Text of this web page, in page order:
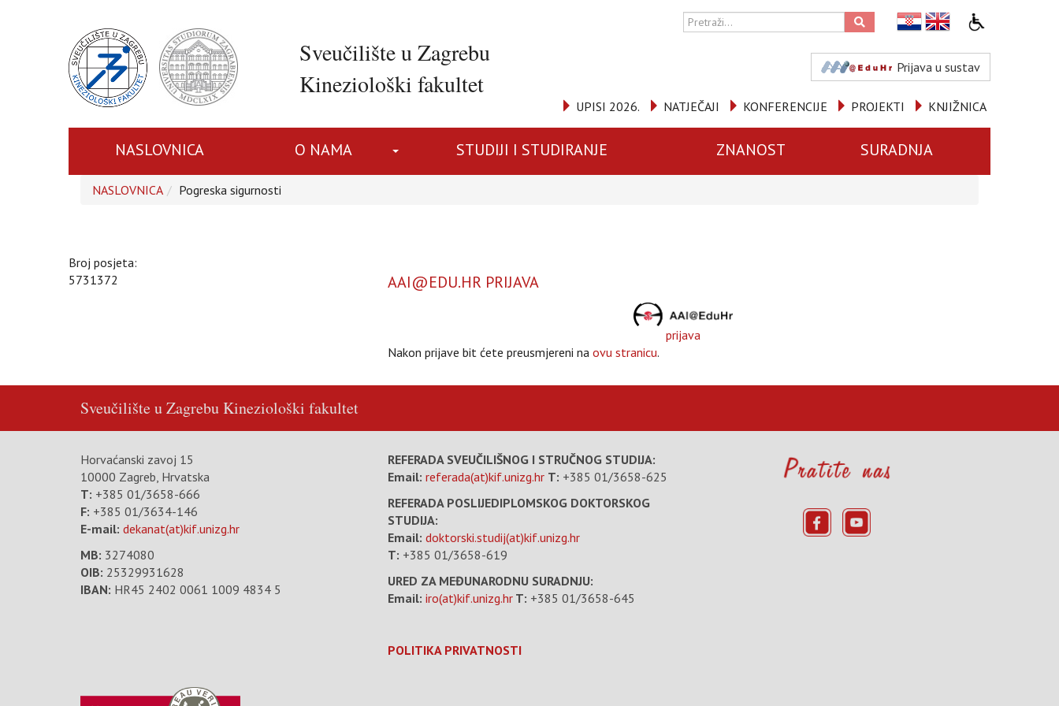
Sveučilište u Zagrebu
Kineziološki fakultet
Prijava u sustav
KNJIŽNICA
PROJEKTI
KONFERENCIJE
NATJEČAJI
UPISI 2026.
NASLOVNICA O NAMA STUDIJI I STUDIRANJE ZNANOST SURADNJA
NASLOVNICA Pogreska sigurnosti
Broj posjeta:
5731372
AAI@EDU.HR PRIJAVA
prijava
Nakon prijave bit ćete preusmjereni na ovu stranicu.
Sveučilište u ZagrebuKineziološki fakultet
Horvaćanski zavoj 15
10000 Zagreb, Hrvatska
T: +385 01/3658-666
F: +385 01/3634-146
E-mail: dekanat(at)kif.unizg.hr
MB: 3274080
OIB: 25329931628
IBAN: HR45 2402 0061 1009 4834 5
REFERADA SVEUČILIŠNOG I STRUČNOG STUDIJA:
Email: referada(at)kif.unizg.hr T: +385 01/3658-625
REFERADA POSLIJEDIPLOMSKOG DOKTORSKOG
STUDIJA:
Email: doktorski.studij(at)kif.unizg.hr
T: +385 01/3658-619
URED ZA MEĐUNARODNU SURADNJU:
Email: iro(at)kif.unizg.hr T: +385 01/3658-645
POLITIKA PRIVATNOSTI